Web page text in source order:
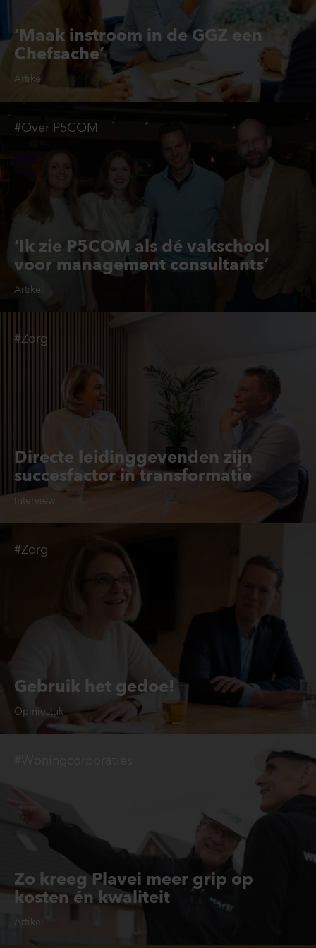
‘Maak instroom in de GGZ een
Chefsache’
Artikel
‘Ik zie P5COM als dé vakschool
voor management consultants’
Artikel
#Over P5COM
Directe leidinggevenden zijn
succesfactor in transformatie
Interview
#Zorg
Gebruik het gedoe!
Opiniestuk
#Zorg
Zo kreeg Plavei meer grip op
kosten én kwaliteit
Artikel